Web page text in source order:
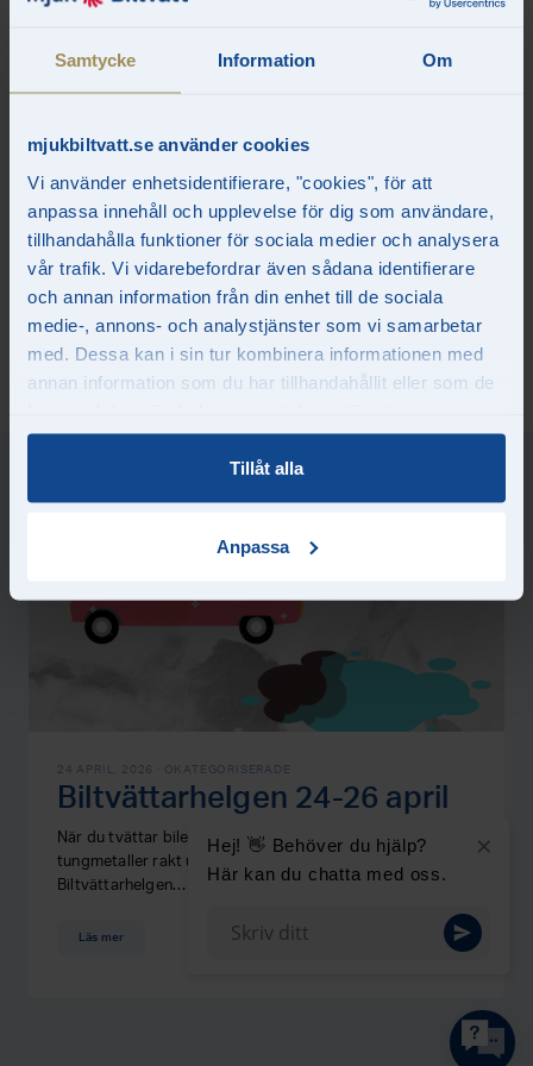
Samtycke Information Om
mjukbiltvatt.se använder cookies
Vi använder enhetsidentifierare, "cookies", för att
anpassa innehåll och upplevelse för dig som användare,
tillhandahålla funktioner för sociala medier och analysera
vår trafik. Vi vidarebefordrar även sådana identifierare
och annan information från din enhet till de sociala
medie-, annons- och analystjänster som vi samarbetar
med. Dessa kan i sin tur kombinera informationen med
annan information som du har tillhandahållit eller som de
Tillåt alla
Anpassa
Mjuk Biltvätt har ISO-certifierats
inom kvalitet och miljö.
ISO 9001 borgar för vår förmåga att leverera enastående
kundservice och kvalitet, medan ISO 14001 bekräftar vårt
åtagande för hållbarhet och miljö.
Vi fortsätter att sträva efter att vara bäst i branschen och att
göra vårt bästa för våra kunder och planeten. Tack för att ni är en
del av vår resa!
24 APRIL, 2026 · OKATEGORISERADE
Biltvättarhelgen 24-26 april
När du tvättar bilen på gatan rinner olja och giftiga
tungmetaller rakt ut i närmaste sjö, hav eller vattendrag.
Biltvättarhelgen…
Läs mer
×
Hej! 👋 Behöver du hjälp?
Här kan du chatta med oss.